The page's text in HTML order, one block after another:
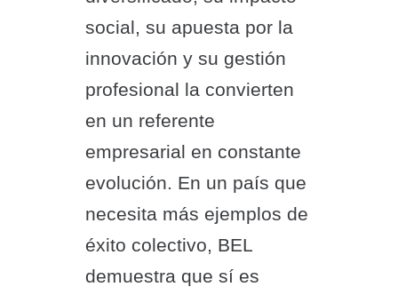
social, su apuesta por la
innovación y su gestión
profesional la convierten
en un referente
empresarial en constante
evolución. En un país que
necesita más ejemplos de
éxito colectivo, BEL
demuestra que sí es